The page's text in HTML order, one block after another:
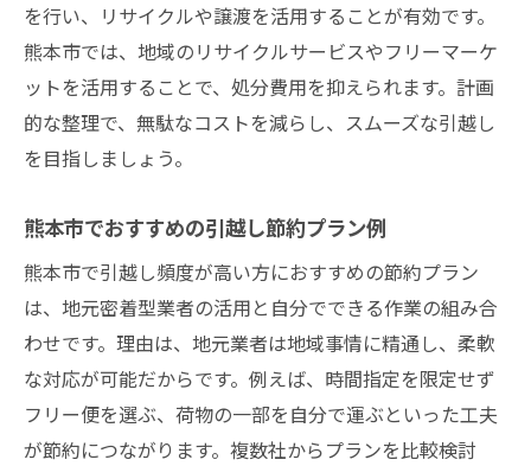
を行い、リサイクルや譲渡を活用することが有効です。
熊本市では、地域のリサイクルサービスやフリーマーケ
ットを活用することで、処分費用を抑えられます。計画
的な整理で、無駄なコストを減らし、スムーズな引越し
を目指しましょう。
熊本市でおすすめの引越し節約プラン例
熊本市で引越し頻度が高い方におすすめの節約プラン
は、地元密着型業者の活用と自分でできる作業の組み合
わせです。理由は、地元業者は地域事情に精通し、柔軟
な対応が可能だからです。例えば、時間指定を限定せず
フリー便を選ぶ、荷物の一部を自分で運ぶといった工夫
が節約につながります。複数社からプランを比較検討